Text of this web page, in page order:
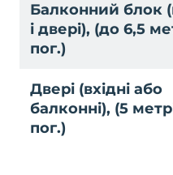
Балконний блок
і двері), (до 6,5
пог.)
Двері (вхідні або
балконні), (5
пог.)